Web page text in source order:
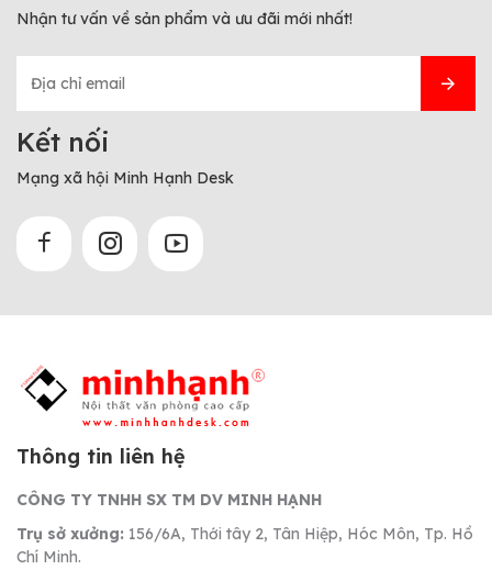
Nhận tư vấn về sản phẩm và ưu đãi mới nhất!
Kết nối
Mạng xã hội Minh Hạnh Desk
Thông tin liên hệ
CÔNG TY TNHH SX TM DV MINH HẠNH
Trụ sở xưởng: 156/6A, Thới tây 2, Tân Hiệp, Hóc Môn, Tp. Hồ
Chí Minh.